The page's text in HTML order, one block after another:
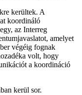
kerültek. A
koordináló
az Interreg
amelyet
végéig fognak
volt, hogy
a koordináció
kerül sor.